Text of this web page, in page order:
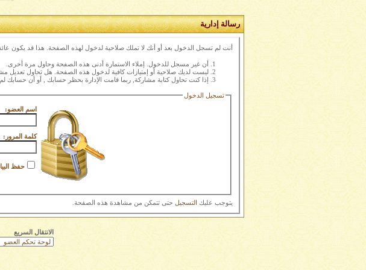
رسالة إدارية
أنت لم تسجل الدخول بعد أو أنك لا تملك صلاحية لدخول لهذه الصفحة. هذا قد يكون
أن غير مسجل للدخول. إملاء الاستمارة أدنى هذه الصفحة وحاول مرة أخرى.
ليست لديك صلاحية أو إمتيازات كافية لدخول هذه الصفحة. هل تحاول تعديل
إذا كنت تحاول كتابة مشاركة, ربما قامت الإدارة بحظر حسابك , أو أن حسابك لم
تسجيل الدخول
اسم العضو:
كلمة المرور:
حفظ
يتوجب عليك التسجيل حتى تتمكن من مشاهدة هذه الصفحة.
الانتقال السريع